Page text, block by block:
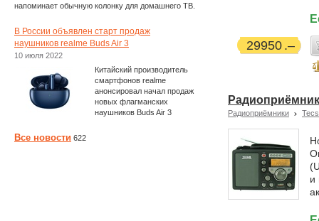
29950
Радиоприёмники
и
напоминает обычную колонку для домашнего ТВ.
В России объявлен старт продаж
наушников realme Buds Air 3
10 июля 2022
Китайский производитель
смартфонов realme
анонсировал начал продаж
новых флагманских
наушников Buds Air 3
Все новости 622